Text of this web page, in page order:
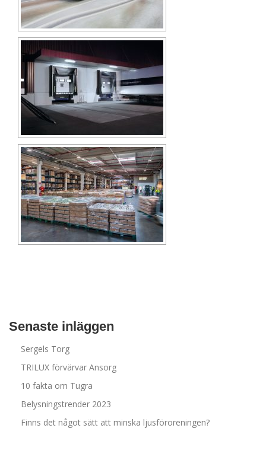
Senaste inläggen
Sergels Torg
TRILUX förvärvar Ansorg
10 fakta om Tugra
Belysningstrender 2023
Finns det något sätt att minska ljusföroreningen?